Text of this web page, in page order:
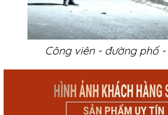
Công viên - đường phố -